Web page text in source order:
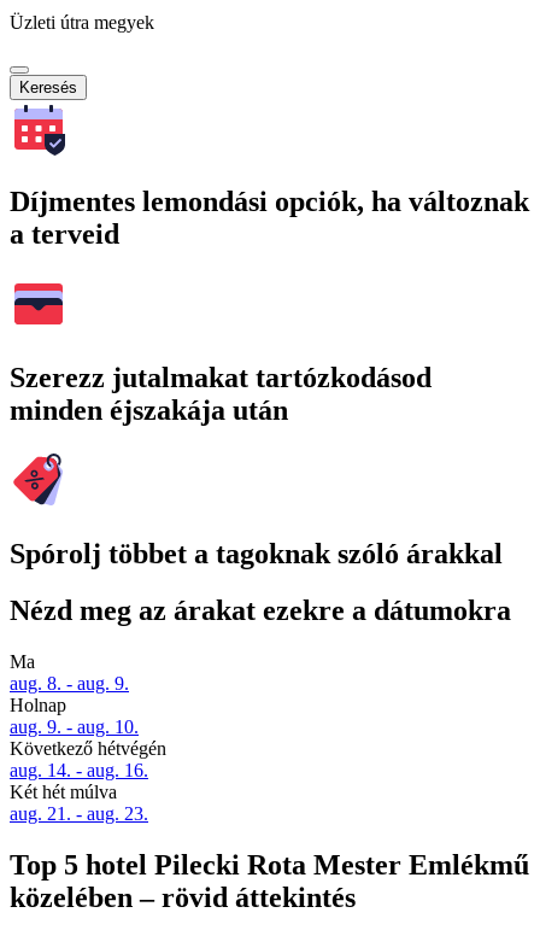
Üzleti útra megyek
Keresés
Díjmentes lemondási opciók, ha változnak
a terveid
Szerezz jutalmakat tartózkodásod
minden éjszakája után
Spórolj többet a tagoknak szóló árakkal
Nézd meg az árakat ezekre a dátumokra
Ma
aug. 8. - aug. 9.
Holnap
aug. 9. - aug. 10.
Következő hétvégén
aug. 14. - aug. 16.
Két hét múlva
aug. 21. - aug. 23.
Top 5 hotel Pilecki Rota Mester Emlékmű
közelében – rövid áttekintés